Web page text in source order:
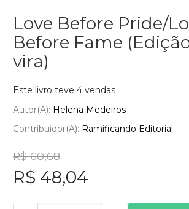
Love Before Pride/
Before Fame
vira)
Este livro teve 4 vendas
Autor(a): Helena Medeiros
Contribuidor(a): Ramificando Editorial
R$ 60,68
R$ 48,04